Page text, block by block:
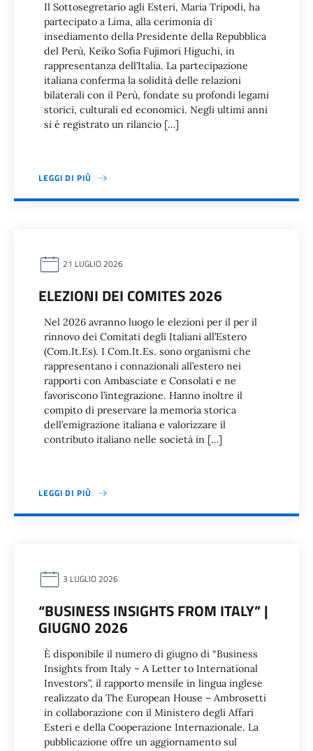
Il Sottosegretario agli Esteri, Maria Tripodi, ha
partecipato a Lima, alla cerimonia di
insediamento della Presidente della Repubblica
del Perù, Keiko Sofia Fujimori Higuchi, in
rappresentanza dell’Italia. La partecipazione
italiana conferma la solidità delle relazioni
bilaterali con il Perù, fondate su profondi legami
storici, culturali ed economici. Negli ultimi anni
si è registrato un rilancio […]
LEGGI DI PIÙ
21 LUGLIO 2026
ELEZIONI DEI COMITES 2026
Nel 2026 avranno luogo le elezioni per il per il
rinnovo dei Comitati degli Italiani all’Estero
(Com.It.Es). I Com.It.Es. sono organismi che
rappresentano i connazionali all’estero nei
rapporti con Ambasciate e Consolati e ne
favoriscono l’integrazione. Hanno inoltre il
compito di preservare la memoria storica
dell’emigrazione italiana e valorizzare il
contributo italiano nelle società in […]
LEGGI DI PIÙ
3 LUGLIO 2026
“BUSINESS INSIGHTS FROM ITALY” |
GIUGNO 2026
È disponibile il numero di giugno di “Business
Insights from Italy – A Letter to International
Investors”, il rapporto mensile in lingua inglese
realizzato da The European House – Ambrosetti
in collaborazione con il Ministero degli Affari
Esteri e della Cooperazione Internazionale. La
pubblicazione offre un aggiornamento sul